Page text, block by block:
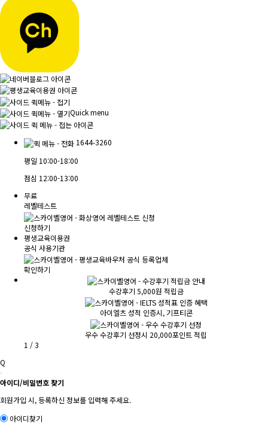
Quick menu
1644-3260
평일 10:00-18:00
점심 12:00-13:00
무료
레벨테스트
신청하기
평생교육이용권
공식 사용기관
확인하기
수강후기 5,000원 적립금
아이엘츠 성적 인증시, 기프티콘
우수 수강후기 선정시 20,000포인트 적립
1 /3
Q
아이디/비밀번호 찾기
회원가입 시, 등록하신 정보를 입력해 주세요.
아이디찾기